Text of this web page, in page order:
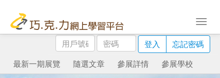
用
戶
號
碼
密
碼
登入
忘記密碼
最新一期展覽
隨選文章 參展詳情 參展學校